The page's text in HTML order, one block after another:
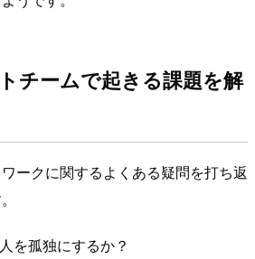
チームで起きる課題を解
ークに関するよくある疑問を打ち返
を孤独にするか？